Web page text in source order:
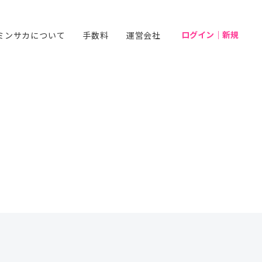
ンサカについて 手数料 運営会社 ログイン｜新規